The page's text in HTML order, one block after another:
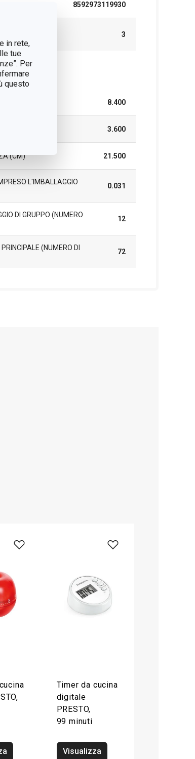
in rete,
tue
Per
questo
8592973119930
(IN ANNI)
3
8.400
3.600
(CM) 21.500
L'IMBALLAGGIO
0.031
DI GRUPPO (NUMERO
12
(NUMERO DI
72
Timer da cucina
digitale
PRESTO,
99 minuti
Visualizza